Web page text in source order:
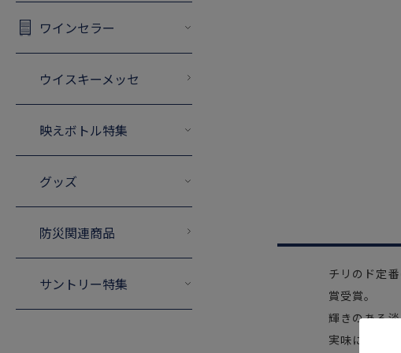
ワインセラー
ウイスキーメッセ
映えボトル特集
グッズ
防災関連商品
サントリー特集
チリのド定
賞受賞。
輝きのある
実味にレモ